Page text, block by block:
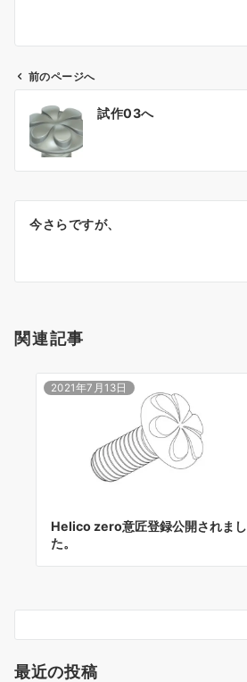
ン
前のページへ
試作03へ
今さらですが、
関連記事
2021年7月13日
Helico zero意匠登録公開されまし
た。
最近の投稿